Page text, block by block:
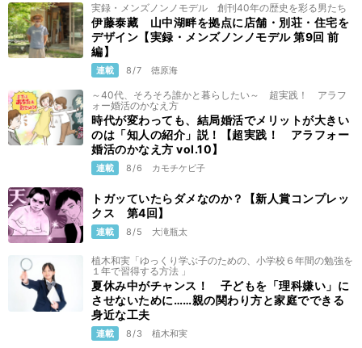
実録・メンズノンノモデル 創刊40年の歴史を彩る男たち
伊藤泰藏 山中湖畔を拠点に店舗・別荘・住宅を
デザイン【実録・メンズノンノモデル 第9回 前
編】
連載 8/7 徳原海
～40代、そろそろ誰かと暮らしたい～ 超実践！ アラフ
ォー婚活のかなえ方
時代が変わっても、結局婚活でメリットが大きい
のは「知人の紹介」説！【超実践！ アラフォー
婚活のかなえ方 vol.10】
連載 8/6 カモチケビ子
トガッていたらダメなのか？【新人賞コンプレッ
クス 第4回】
連載 8/5 大滝瓶太
植木和実「ゆっくり学ぶ子のための、小学校６年間の勉強を
１年で習得する方法 」
夏休み中がチャンス！ 子どもを「理科嫌い」に
させないために……親の関わり方と家庭でできる
身近な工夫
連載 8/3 植木和実